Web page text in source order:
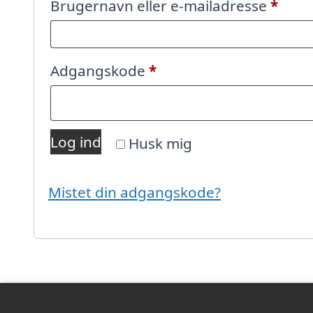
Brugernavn eller e-mailadresse *
Adgangskode *Påkrævet
Husk mig
Log ind
Mistet din adgangskode?